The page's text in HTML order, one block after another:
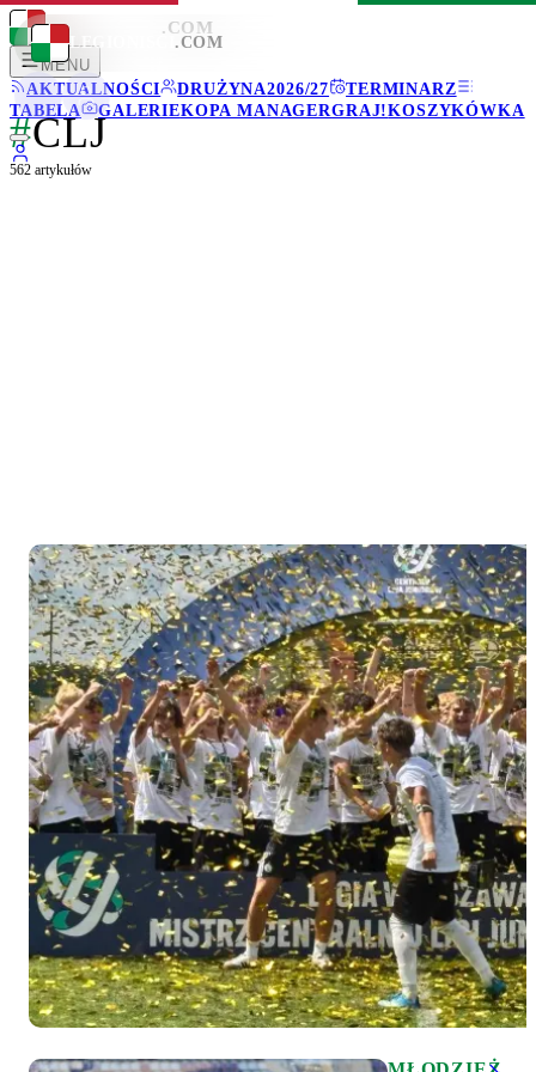
LEGIONISCI .COM
MENU
AKTUALNOŚCI
DRUŻYNA2026/27
TERMINARZ
TABELA
GALERIEKOPA MANAGERGRAJ!KOSZYKÓWKA
LEGIONISCI .COM
#CLJ
562 artykułów